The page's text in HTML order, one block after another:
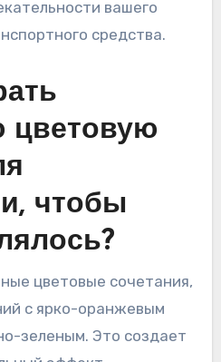
вашего
средства.
цветовую
чтобы
цветовые сочетания,
с ярко-оранжевым
зеленым. Это создает